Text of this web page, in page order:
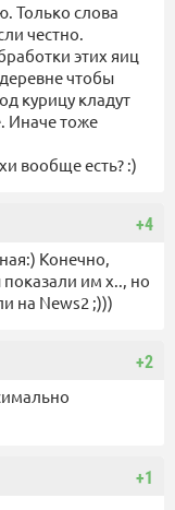
Только слова
честно.
этих яиц
чтобы
курицу кладут
Иначе тоже
вообще есть? :)
+4
Конечно,
им х.., но
на News2 ;)))
+2
+1